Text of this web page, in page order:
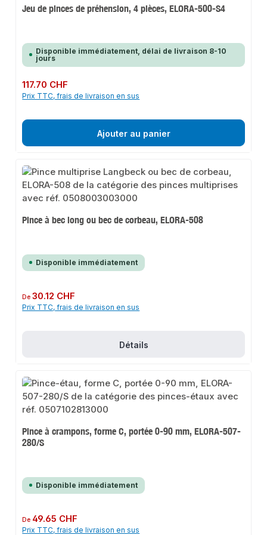
Jeu de pinces de préhension, 4 pièces, ELORA-500-S4
Disponible immédiatement, délai de livraison 8-10
jours
Prix régulier :
117.70 CHF
Prix TTC, frais de livraison en sus
Ajouter au panier
Pince à bec long ou bec de corbeau, ELORA-508
Disponible immédiatement
Prix régulier :
De30.12 CHF
Prix TTC, frais de livraison en sus
Détails
Pince à crampons, forme C, portée 0-90 mm, ELORA-507-
280/S
Disponible immédiatement
Prix régulier :
De 49.65 CHF
Prix TTC, frais de livraison en sus